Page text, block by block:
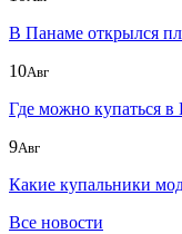
В Панаме открылся
10Авг
Где можно купаться в
9Авг
Какие купальники
Все новости